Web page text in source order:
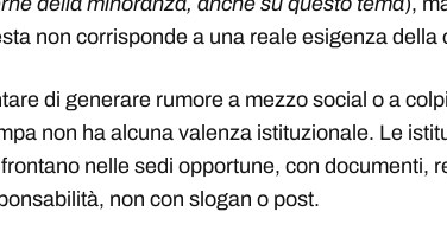
non corrisponde a una reale esigenza della
di generare rumore a mezzo social o a
non ha alcuna valenza istituzionale. Le
nelle sedi opportune, con documenti,
non con slogan o post.